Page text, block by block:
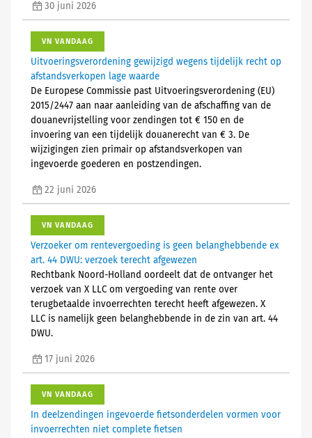
30 juni 2026
VN VANDAAG
Uitvoeringsverordening gewijzigd wegens tijdelijk recht op
afstandsverkopen lage waarde
De Europese Commissie past Uitvoeringsverordening (EU)
2015/2447 aan naar aanleiding van de afschaffing van de
douanevrijstelling voor zendingen tot € 150 en de
invoering van een tijdelijk douanerecht van € 3. De
wijzigingen zien primair op afstandsverkopen van
ingevoerde goederen en postzendingen.
22 juni 2026
VN VANDAAG
Verzoeker om rentevergoeding is geen belanghebbende ex
art. 44 DWU: verzoek terecht afgewezen
Rechtbank Noord-Holland oordeelt dat de ontvanger het
verzoek van X LLC om vergoeding van rente over
terugbetaalde invoerrechten terecht heeft afgewezen. X
LLC is namelijk geen belanghebbende in de zin van art. 44
DWU.
17 juni 2026
VN VANDAAG
In deelzendingen ingevoerde fietsonderdelen vormen voor
invoerrechten niet complete fietsen